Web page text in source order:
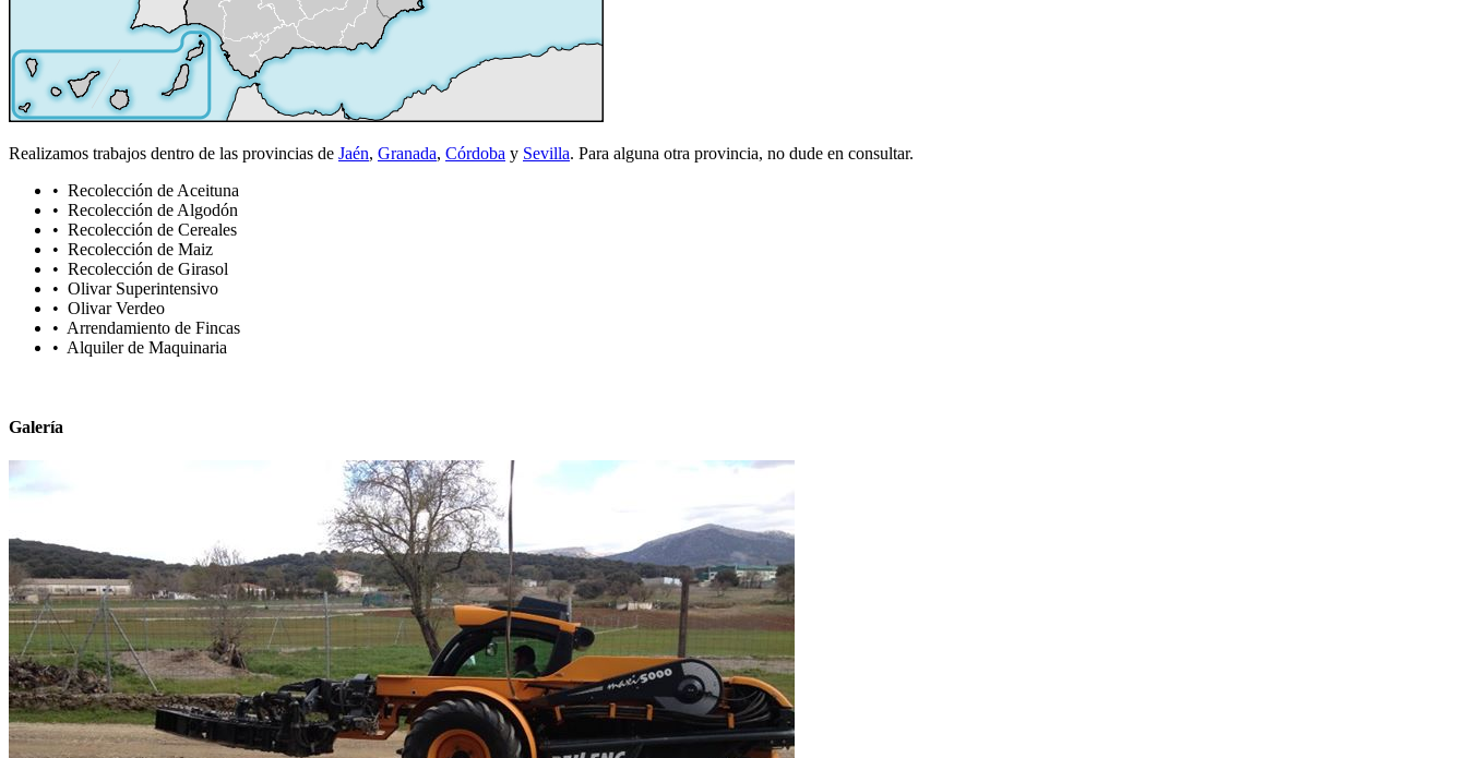
Realizamos trabajos dentro de las provincias de Jaén, Granada, Córdoba y Sevilla. Para alguna otra provincia, no dude en consultar.
• Recolección de Aceituna
• Recolección de Algodón
• Recolección de Cereales
• Recolección de Maiz
• Recolección de Girasol
• Olivar Superintensivo
• Olivar Verdeo
• Arrendamiento de Fincas
• Alquiler de Maquinaria
Galería